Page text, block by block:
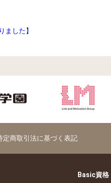
ました】
定商取引法に基づく表記
Basic資格